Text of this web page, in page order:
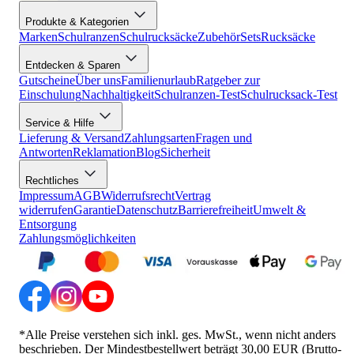
Produkte & Kategorien
MarkenSchulranzenSchulrucksäckeZubehörSetsRucksäcke
Entdecken & Sparen
GutscheineÜber unsFamilienurlaubRatgeber zur
EinschulungNachhaltigkeitSchulranzen-TestSchulrucksack-Test
Service & Hilfe
Lieferung & VersandZahlungsartenFragen und
AntwortenReklamationBlogSicherheit
Rechtliches
ImpressumAGBWiderrufsrechtVertrag
widerrufenGarantieDatenschutzBarrierefreiheitUmwelt &
Entsorgung
Zahlungsmöglichkeiten
*Alle Preise verstehen sich inkl. ges. MwSt., wenn nicht anders
beschrieben. Der Mindestbestellwert beträgt 30,00 EUR (Brutto-